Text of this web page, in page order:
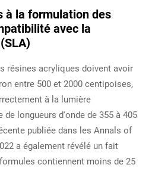
à la formulation des
avec la
résines acryliques doivent avoir
entre 500 et 2000 centipoises,
à la lumière
longueurs d'onde de 355 à 405
publiée dans les Annals of
a également révélé un fait
contiennent moins de 25